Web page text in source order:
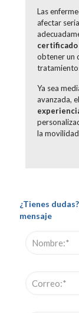
Las
afectar
certificado
obtener un
Ya sea
avanzada, el
la
¿Tienes
mensaje